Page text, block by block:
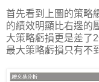
首先看到上圖的策略
的績效明顯比右邊的
大策略虧損更是差了
最大策略虧損只有不